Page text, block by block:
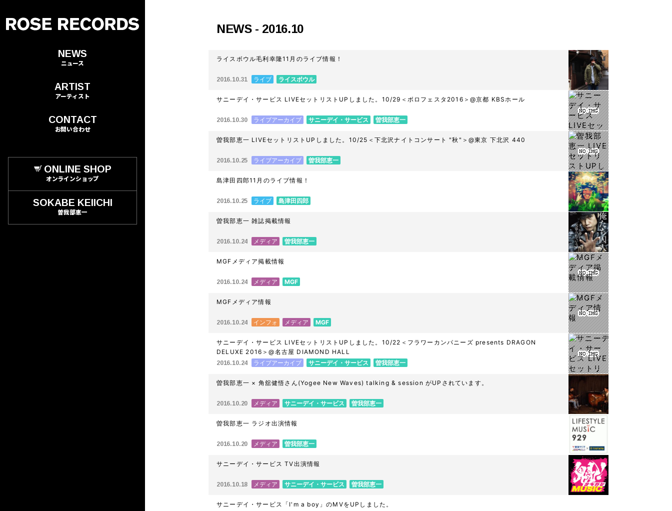
NEWS
ニュース
ARTIST
アーティスト
CONTACT
お問い合わせ
ONLINE SHOP
オンラインショップ
SOKABE KEIICHI
曽我部恵一
NEWS - 2016.10
ライスボウル毛利幸隆11月のライブ情報！
2016.10.31 ライブ ライスボウル
サニーデイ・サービス LIVEセットリストUPしました。10/29＜ボロフェスタ2016＞@京都 KBSホール
2016.10.30 ライブアーカイブ サニーデイ・サービス 曽我部恵一
曽我部恵一 LIVEセットリストUPしました。10/25＜下北沢ナイトコンサート "秋"＞@東京 下北沢 440
2016.10.25 ライブアーカイブ 曽我部恵一
島津田四郎11月のライブ情報！
2016.10.25 ライブ 島津田四郎
曽我部恵一 雑誌掲載情報
2016.10.24 メディア 曽我部恵一
MGFメディア掲載情報
2016.10.24 メディア MGF
MGFメディア情報
2016.10.24 インフォ メディア MGF
サニーデイ・サービス LIVEセットリストUPしました。10/22＜フラワーカンパニーズ presents DRAGON
DELUXE 2016＞@名古屋 DIAMOND HALL
2016.10.24 ライブアーカイブ サニーデイ・サービス 曽我部恵一
曽我部恵一 × 角舘健悟さん(Yogee New Waves) talking & session がUPされています。
2016.10.20 メディア サニーデイ・サービス 曽我部恵一
曽我部恵一 ラジオ出演情報
2016.10.20 メディア 曽我部恵一
サニーデイ・サービス TV出演情報
2016.10.18 メディア サニーデイ・サービス 曽我部恵一
サニーデイ・サービス「I'm a boy」のMVをUPしました。